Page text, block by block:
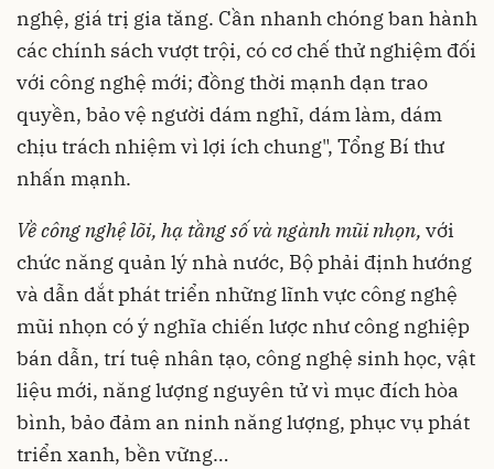
nghệ, giá trị gia tăng. Cần nhanh chóng ban hành
các chính sách vượt trội, có cơ chế thử nghiệm đối
với công nghệ mới; đồng thời mạnh dạn trao
quyền, bảo vệ người dám nghĩ, dám làm, dám
chịu trách nhiệm vì lợi ích chung", Tổng Bí thư
nhấn mạnh.
Vềcông nghệlõi, hạ tầngsốvà ngành mũi nhọn, với
chức năng quản lý nhà nước, Bộ phải định hướng
và dẫn dắt phát triển những lĩnh vực công nghệ
mũi nhọn có ý nghĩa chiến lược như công nghiệp
bán dẫn, trí tuệ nhân tạo, công nghệ sinh học, vật
liệu mới, năng lượng nguyên tử vì mục đích hòa
bình, bảo đảm an ninh năng lượng, phục vụ phát
triển xanh, bền vững…